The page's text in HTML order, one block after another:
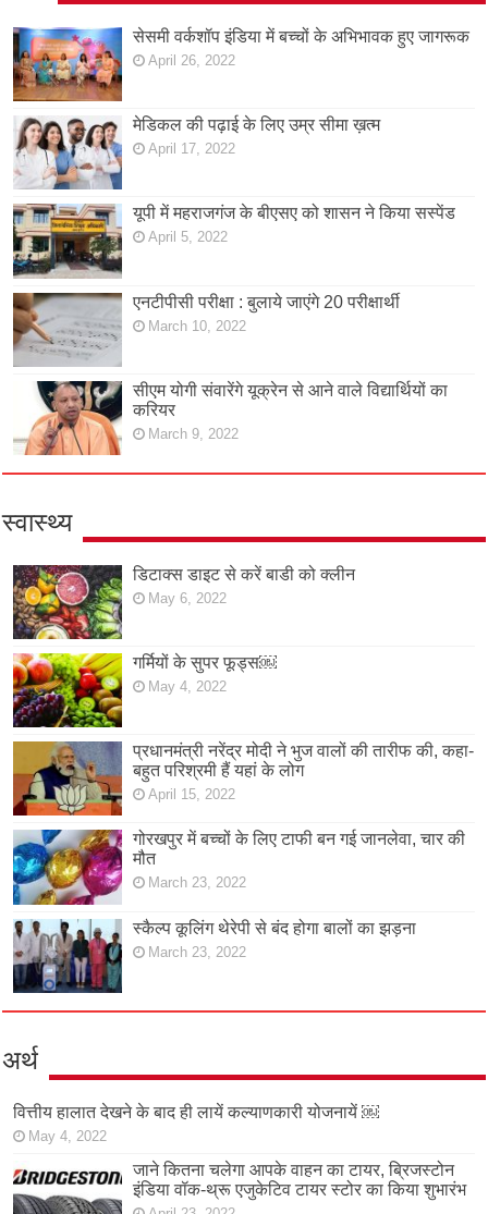
सेसमी वर्कशॉप इंडिया में बच्चों के अभिभावक हुए जागरूक
April 26, 2022
मेडिकल की पढ़ाई के लिए उम्र सीमा ख़त्म
April 17, 2022
यूपी में महराजगंज के बीएसए को शासन ने किया सस्पेंड
April 5, 2022
एनटीपीसी परीक्षा : बुलाये जाएंगे 20 परीक्षार्थी
March 10, 2022
सीएम योगी संवारेंगे यूक्रेन से आने वाले विद्यार्थियों का
करियर
March 9, 2022
स्वास्थ्य
डिटाक्स डाइट से करें बाडी को क्लीन
May 6, 2022
गर्मियों के सुपर फूड्स￼
May 4, 2022
प्रधानमंत्री नरेंद्र मोदी ने भुज वालों की तारीफ की, कहा-
बहुत परिश्रमी हैं यहां के लोग
April 15, 2022
गोरखपुर में बच्चों के लिए टाफी बन गई जानलेवा, चार की
मौत
March 23, 2022
स्कैल्प कूलिंग थेरेपी से बंद होगा बालों का झड़ना
March 23, 2022
अर्थ
वित्तीय हालात देखने के बाद ही लायें कल्याणकारी योजनायें ￼
May 4, 2022
जाने कितना चलेगा आपके वाहन का टायर, ब्रिजस्टोन
इंडिया वॉक-थ्रू एजुकेटिव टायर स्टोर का किया शुभारंभ